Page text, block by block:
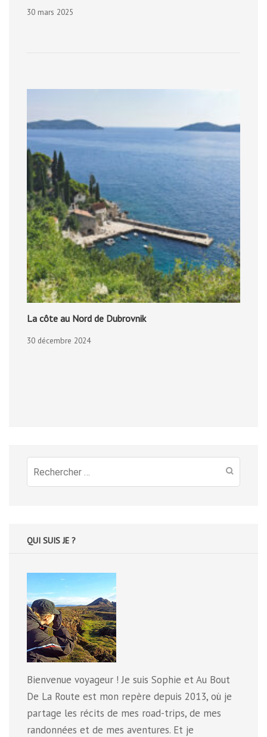
30 mars 2025
La côte au Nord de Dubrovnik
30 décembre 2024
Recherche
pour
QUI SUIS JE ?
Bienvenue voyageur ! Je suis Sophie et Au Bout
De La Route est mon repère depuis 2013, où je
partage les récits de mes road-trips, de mes
randonnées et de mes aventures. Et je